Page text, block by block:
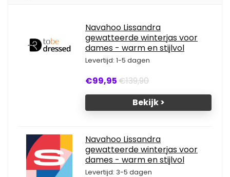
Navahoo Lissandra
gewatteerde winterjas voor
dames - warm en stijlvol
Levertijd: 1-5 dagen
€99,95€139,90
Bekijk >
Navahoo Lissandra
gewatteerde winterjas voor
dames - warm en stijlvol
Levertijd: 3-5 dagen